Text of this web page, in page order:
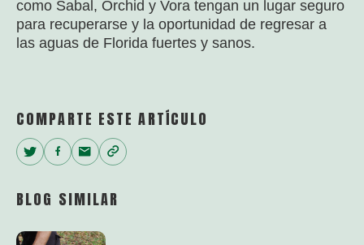
como Sabal, Orchid y Vora tengan un lugar seguro
para recuperarse y la oportunidad de regresar a
las aguas de Florida fuertes y sanos.
COMPARTE ESTE ARTÍCULO
Twitter
Facebook
EmailCopy
BLOG SIMILAR